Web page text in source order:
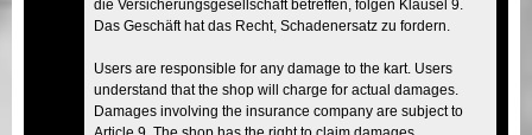
die Versicherungsgesellschaft betreffen, folgen Klausel 9.
Das Geschäft hat das Recht, Schadenersatz zu fordern.
Users are responsible for any damage to the kart. Users
understand that the shop will charge for actual damages.
Damages involving the insurance company are subject to